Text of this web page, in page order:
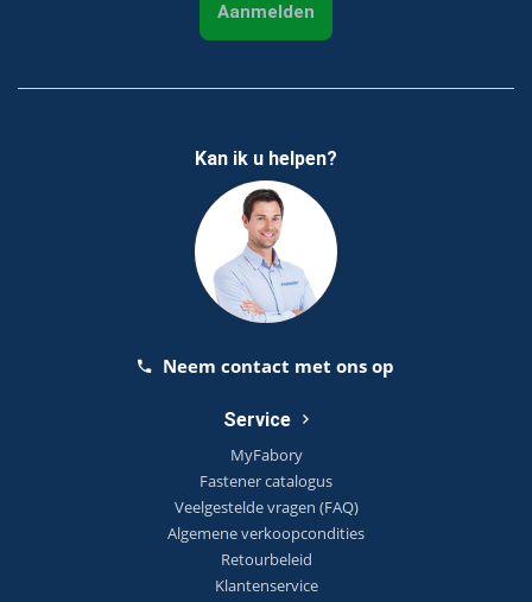
Aanmelden
Kan ik u helpen?
Neem contact met ons op
Service
MyFabory
Fastener catalogus
Veelgestelde vragen (FAQ)
Algemene verkoopcondities
Retourbeleid
Klantenservice